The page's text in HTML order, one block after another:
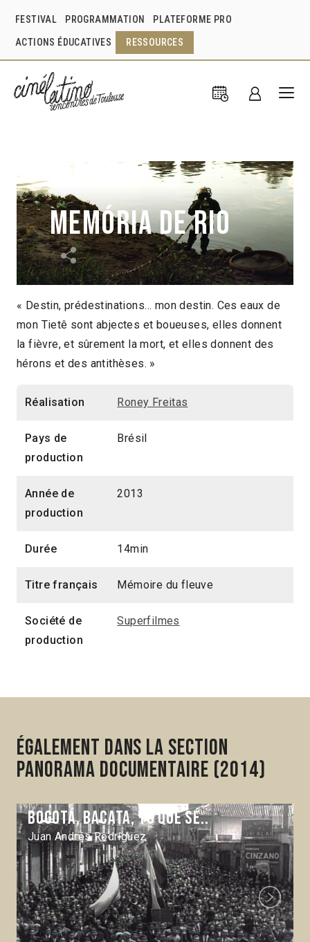
FESTIVAL PROGRAMMATION PLATEFORME PRO
ACTIONS ÉDUCATIVES RESSOURCES
Memória de rio
Roney Freitas Brésil 2013
14min
2014 > Panorama Documentaire
« Destin, prédestinations… mon destin. Ces eaux de
mon Tietê sont abjectes et boueuses, elles donnent
la fièvre, et sûrement la mort, et elles donnent des
hérons et des antithèses. »
Réalisation Roney Freitas
Pays de
production
Brésil
Année de
production
2013
Durée 14min
Titre français Mémoire du fleuve
Société de
production
Superfilmes
Également dans la section
Panorama Documentaire (2014)
Bogotá, Bacata, yo que sé..
Juan Andrés Rodríguez
Next